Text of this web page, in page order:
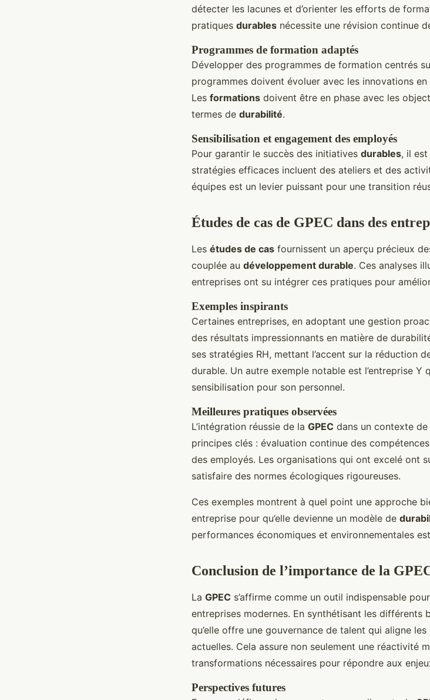
détecter les lacunes et d’orienter les efforts de
pratiques durables nécessite une révision continue
Programmes de formation adaptés
Développer des programmes de formation centrés
programmes doivent évoluer avec les innovations
Les formations doivent être en phase avec les
termes de durabilité.
Sensibilisation et engagement des employés
Pour garantir le succès des initiatives durables, il
stratégies efficaces incluent des ateliers et des
équipes est un levier puissant pour une transition
Études de cas de GPEC dans des
Les études de cas fournissent un aperçu précieux
couplée au développement durable. Ces analyses
entreprises ont su intégrer ces pratiques pour
Exemples inspirants
Certaines entreprises, en adoptant une gestion
des résultats impressionnants en matière de
ses stratégies RH, mettant l’accent sur la réduction
durable. Un autre exemple notable est l’entreprise
sensibilisation pour son personnel.
Meilleures pratiques observées
L’intégration réussie de la GPEC dans un contexte
principes clés : évaluation continue des
des employés. Les organisations qui ont excelé ont
satisfaire des normes écologiques rigoureuses.
Ces exemples montrent à quel point une approche
entreprise pour qu’elle devienne un modèle de
performances économiques et environnementales
Conclusion de l’importance de la
La GPEC s’affirme comme un outil indispensable
entreprises modernes. En synthétisant les
qu’elle offre une gouvernance de talent qui aligne
actuelles. Cela assure non seulement une réactivité
transformations nécessaires pour répondre aux
Perspectives futures